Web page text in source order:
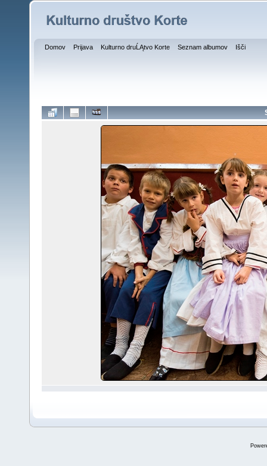
Domov Prijava Kulturno druĹĄtvo Korte Seznam albumov Išči